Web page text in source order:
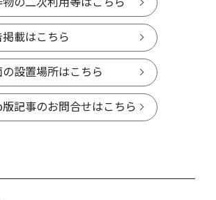
載はこちら
の設置場所はこちら
版記事のお問合せはこちら